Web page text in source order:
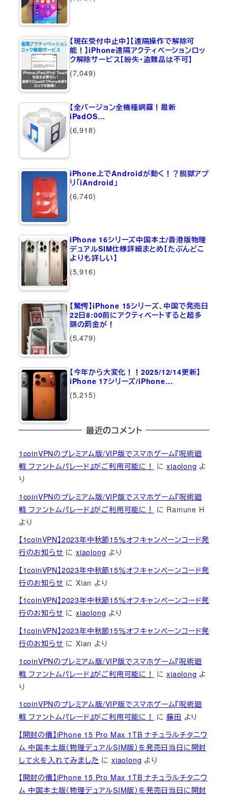
【現在受付中止中】【遠隔操作で解除可
能！】iPhone遠隔アクティベーションロッ
ク解除サービス【紛失・盗難品は不可】
(7,049)
【全バージョン全機種網羅！最新
iPadOS…
(6,918)
iPhone上でAndroidが動く！？脱獄アプ
リ「iAndroid」
(6,740)
iPhone 16シリーズ中国本土/香港版物理
デュアルSIM仕様詳細まとめ【たぶんどこ
よりも詳しい】
(5,916)
【驚愕】iPhone 15シリーズ、中国で発売日
22日8:00前にアクティベートすると超多
額の罰金が！
(5,479)
【今年から大変化！！2025/12/14更新】
iPhone 17シリーズ/iPhone…
(5,215)
最近のコメント
1coinVPNのプレミアム版/VIP版でスマホゲーム『呪術廻
戦 ファントムパレード』がご利用可能に！
にxiaolong よ
り
1coinVPNのプレミアム版/VIP版でスマホゲーム『呪術廻
戦 ファントムパレード』がご利用可能に！
に Ramune H
より
【1coinVPN】2023年中秋節15％オフキャンペーンコード発
行のお知らせ にxiaolong より
【1coinVPN】2023年中秋節15％オフキャンペーンコード発
行のお知らせ にXian より
【1coinVPN】2023年中秋節15％オフキャンペーンコード発
行のお知らせ にxiaolong より
【1coinVPN】2023年中秋節15％オフキャンペーンコード発
行のお知らせ にXian より
1coinVPNのプレミアム版/VIP版でスマホゲーム『呪術廻
戦 ファントムパレード』がご利用可能に！
にxiaolong よ
り
1coinVPNのプレミアム版/VIP版でスマホゲーム『呪術廻
戦 ファントムパレード』がご利用可能に！
に藤田 より
【開封の儀】iPhone 15 Pro Max 1TB ナチュラルチタニウ
ム 中国本土版（物理デュアルSIM版）を発売日当日に開封
して火を入れてみました にxiaolong より
【開封の儀】iPhone 15 Pro Max 1TB ナチュラルチタニウ
ム 中国本土版（物理デュアルSIM版）を発売日当日に開封